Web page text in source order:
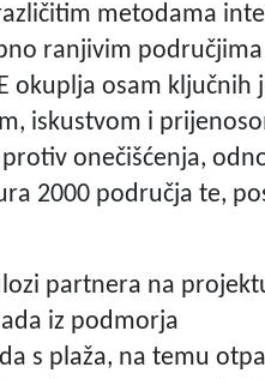
metodama
ranjivim područjima
okuplja osam ključnih
iskustvom i
onečišćenja,
2000 područja te,
partnera na
iz podmorja
s plaža, na temu